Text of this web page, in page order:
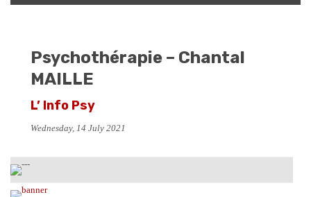
Psychothérapie – Chantal
MAILLE
L’ Info Psy
Wednesday, 14 July 2021